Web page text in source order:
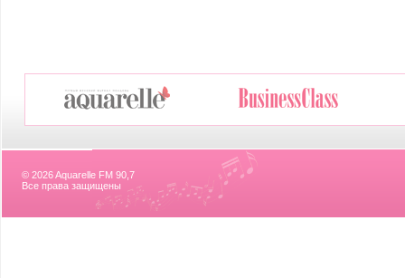
© 2026 Aquarelle FM 90,7
Все права защищены